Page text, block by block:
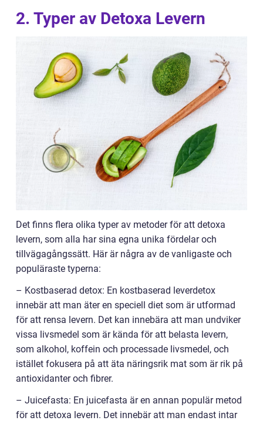
2. Typer av Detoxa Levern
Det finns flera olika typer av metoder för att detoxa
levern, som alla har sina egna unika fördelar och
tillvägagångssätt. Här är några av de vanligaste och
populäraste typerna:
– Kostbaserad detox: En kostbaserad leverdetox
innebär att man äter en speciell diet som är utformad
för att rensa levern. Det kan innebära att man undviker
vissa livsmedel som är kända för att belasta levern,
som alkohol, koffein och processade livsmedel, och
istället fokusera på att äta näringsrik mat som är rik på
antioxidanter och fibrer.
– Juicefasta: En juicefasta är en annan populär metod
för att detoxa levern. Det innebär att man endast intar